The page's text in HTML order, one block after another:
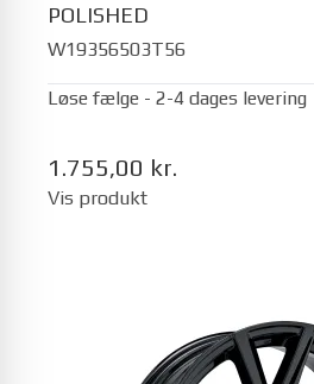
POLISHED
W19356503T56
Løse fælge - 2-4 dages levering
1.755,00 kr.
Vis produkt